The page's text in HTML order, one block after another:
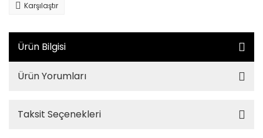
Karşılaştır
Ürün Bilgisi
Ürün Yorumları
Taksit Seçenekleri